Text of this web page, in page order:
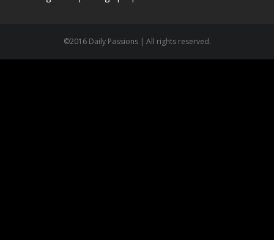
©2016 Daily Passions | All rights reserved.